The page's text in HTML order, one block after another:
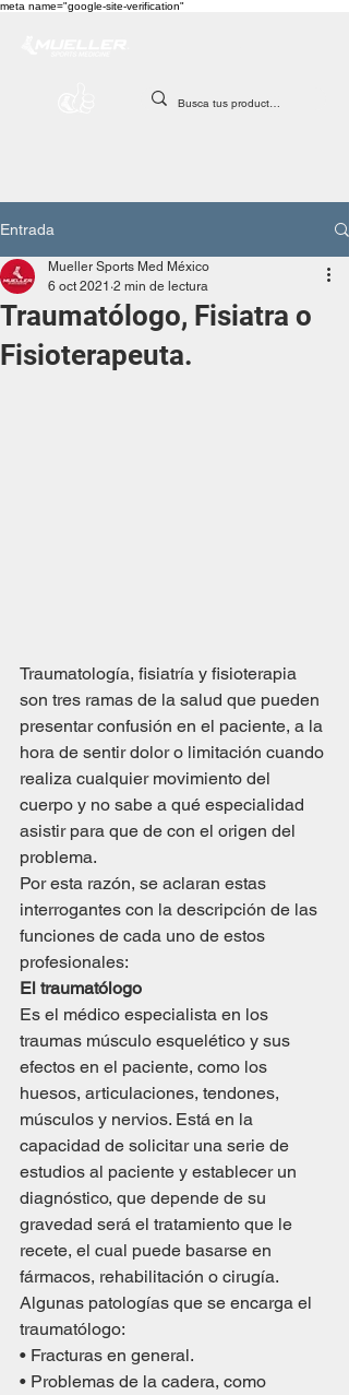
meta name="google-site-verification"
Entrada
Traumatólogo, Fisiatra o
Fisioterapeuta.
Mueller Sports Med México
6 oct 2021 2 min de lectura
Traumatología, fisiatría y fisioterapia
son tres ramas de la salud que pueden
presentar confusión en el paciente, a la
hora de sentir dolor o limitación cuando
realiza cualquier movimiento del
cuerpo y no sabe a qué especialidad
asistir para que de con el origen del
problema.
Por esta razón, se aclaran estas
interrogantes con la descripción de las
funciones de cada uno de estos
profesionales:
El traumatólogo
Es el médico especialista en los
traumas músculo esquelético y sus
efectos en el paciente, como los
huesos, articulaciones, tendones,
músculos y nervios. Está en la
capacidad de solicitar una serie de
estudios al paciente y establecer un
diagnóstico, que depende de su
gravedad será el tratamiento que le
recete, el cual puede basarse en
fármacos, rehabilitación o cirugía.
Algunas patologías que se encarga el
traumatólogo:
• Fracturas en general.
• Problemas de la cadera, como